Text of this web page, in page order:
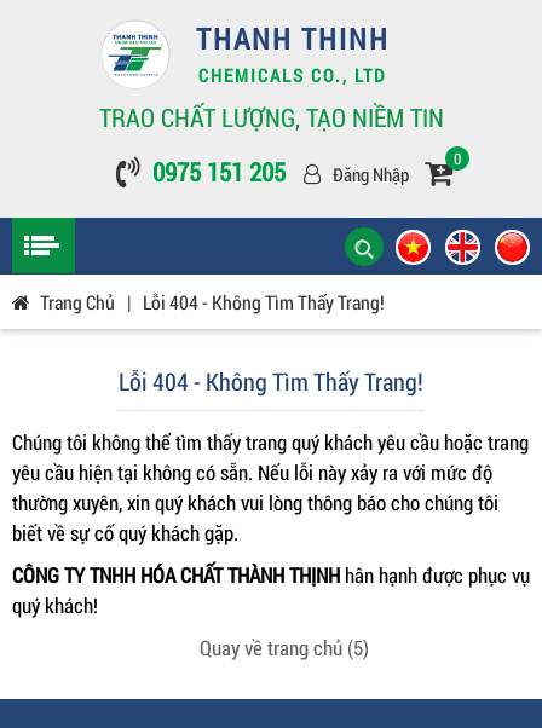
THANH THINH
CHEMICALS CO., LTD
TRAO CHẤT LƯỢNG, TẠO NIỀM TIN
0975 151 205
Đăng Nhập
0
Trang Chủ | Lỗi 404 - Không Tìm Thấy Trang!
Lỗi 404 - Không Tìm Thấy Trang!
Chúng tôi không thể tìm thấy trang quý khách yêu cầu hoặc trang
yêu cầu hiện tại không có sẵn. Nếu lỗi này xảy ra với mức độ
thường xuyên, xin quý khách vui lòng thông báo cho chúng tôi
biết về sự cố quý khách gặp.
CÔNG TY TNHH HÓA CHẤT THÀNH THỊNH hân hạnh được phục vụ
quý khách!
Quay về trang chủ (5)